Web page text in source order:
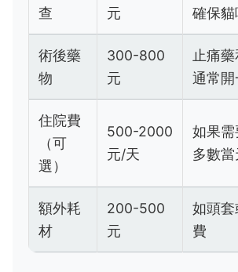
查
元
確保
術後藥
物
300-800
元
止痛藥
通常
住院費
（可
選）
500-2000
元/天
如果需
多數當
額外耗
材
200-500
元
如頭
費